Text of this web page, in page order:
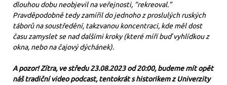
dlouhou dobu neobjevil na veřejnosti, “rekreoval.”
Pravděpodobně tedy zamířil do jednoho z proslulých ruských
táborů na soustředění, takzvanou koncentraci, kde měl dost
času zamyslet se nad dalšími kroky (které míří buď vyhlídkou z
okna, nebo na čajový dýchánek).
A pozor! Zítra, ve středu 23.08.2023 od 20:00, budeme mít opět
náš tradiční video podcast, tentokrát s historikem z Univerzity